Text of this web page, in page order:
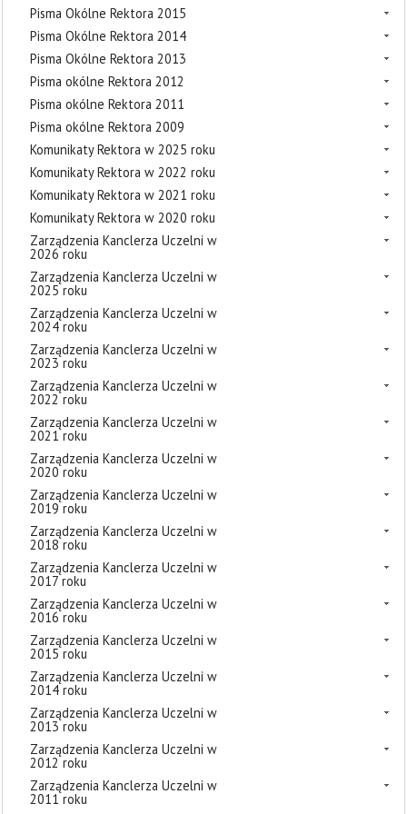
Pisma Okólne Rektora 2015
Pisma Okólne Rektora 2014
Pisma Okólne Rektora 2013
Pisma okólne Rektora 2012
Pisma okólne Rektora 2011
Pisma okólne Rektora 2009
Komunikaty Rektora w 2025 roku
Komunikaty Rektora w 2022 roku
Komunikaty Rektora w 2021 roku
Komunikaty Rektora w 2020 roku
Zarządzenia Kanclerza Uczelni w
2026 roku
Zarządzenia Kanclerza Uczelni w
2025 roku
Zarządzenia Kanclerza Uczelni w
2024 roku
Zarządzenia Kanclerza Uczelni w
2023 roku
Zarządzenia Kanclerza Uczelni w
2022 roku
Zarządzenia Kanclerza Uczelni w
2021 roku
Zarządzenia Kanclerza Uczelni w
2020 roku
Zarządzenia Kanclerza Uczelni w
2019 roku
Zarządzenia Kanclerza Uczelni w
2018 roku
Zarządzenia Kanclerza Uczelni w
2017 roku
Zarządzenia Kanclerza Uczelni w
2016 roku
Zarządzenia Kanclerza Uczelni w
2015 roku
Zarządzenia Kanclerza Uczelni w
2014 roku
Zarządzenia Kanclerza Uczelni w
2013 roku
Zarządzenia Kanclerza Uczelni w
2012 roku
Zarządzenia Kanclerza Uczelni w
2011 roku